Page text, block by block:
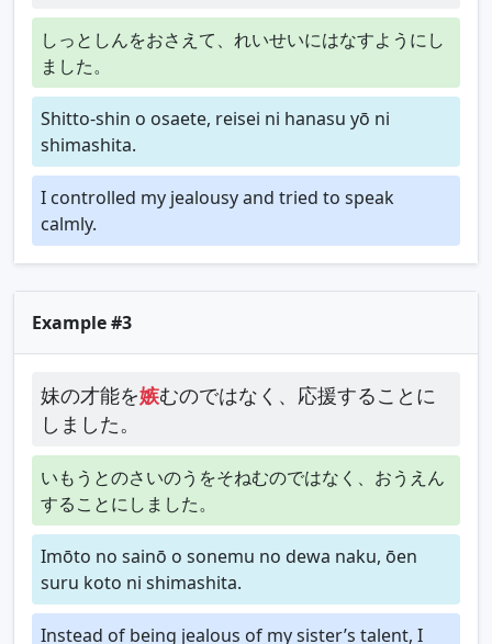
しっとしんをおさえて、れいせいにはなすようにし
ました。
Shitto-shin o osaete, reisei ni hanasu yō ni
shimashita.
I controlled my jealousy and tried to speak
calmly.
Example #3
妹の才能を嫉むのではなく、応援することに
しました。
いもうとのさいのうをそねむのではなく、おうえん
することにしました。
Imōto no sainō o sonemu no dewa naku, ōen
suru koto ni shimashita.
Instead of being jealous of my sister’s talent, I